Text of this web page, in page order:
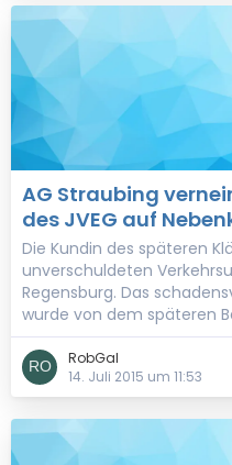
AG Straubing
des JVEG auf
Die Kundin des späteren
unverschuldeten
Regensburg. Das
wurde von dem späteren
RobGal
14. Juli 2015 um 11:53